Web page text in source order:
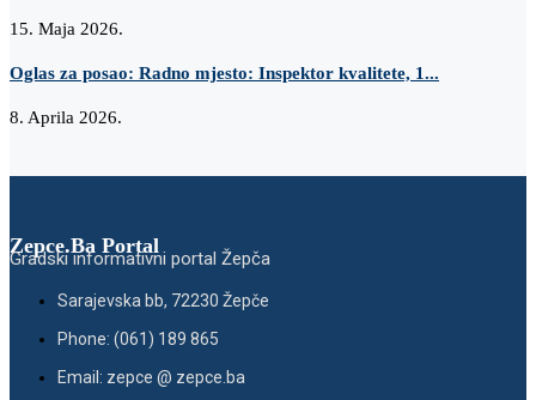
15. Maja 2026.
Oglas za posao: Radno mjesto: Inspektor kvalitete, 1...
8. Aprila 2026.
Zepce.Ba Portal
Gradski informativni portal Žepča
Sarajevska bb, 72230 Žepče
Phone: (061) 189 865
Email: zepce @ zepce.ba